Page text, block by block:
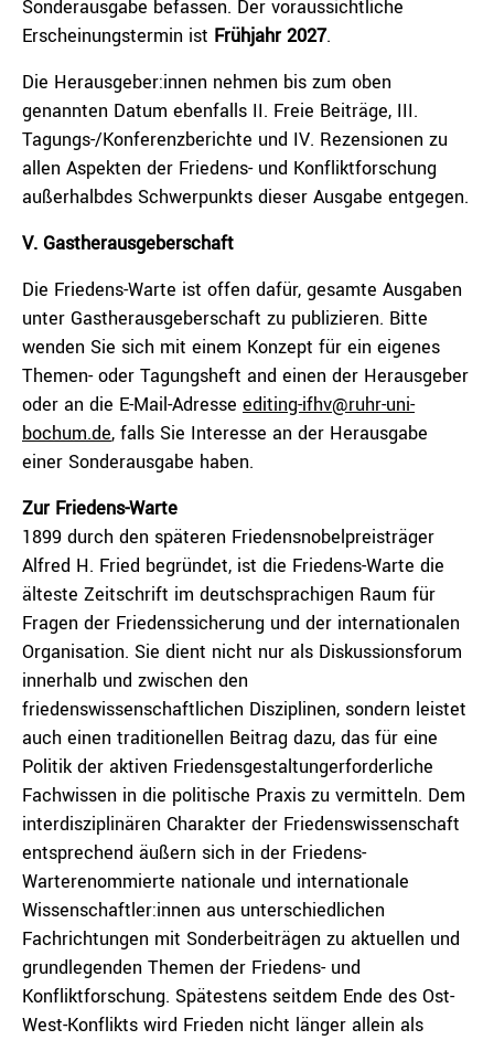
Sonderausgabe befassen. Der voraussichtliche
Erscheinungstermin ist Frühjahr 2027.
Die Herausgeber:innen nehmen bis zum oben
genannten Datum ebenfalls II. Freie Beiträge, III.
Tagungs-/Konferenzberichte und IV. Rezensionen zu
allen Aspekten der Friedens- und Konfliktforschung
außerhalbdes Schwerpunkts dieser Ausgabe entgegen.
V. Gastherausgeberschaft
Die Friedens-Warte ist offen dafür, gesamte Ausgaben
unter Gastherausgeberschaft zu publizieren. Bitte
wenden Sie sich mit einem Konzept für ein eigenes
Themen- oder Tagungsheft and einen der Herausgeber
oder an die E-Mail-Adresse editing-ifhv@ruhr-uni-
bochum.de, falls Sie Interesse an der Herausgabe
einer Sonderausgabe haben.
Zur Friedens-Warte
1899 durch den späteren Friedensnobelpreisträger
Alfred H. Fried begründet, ist die Friedens-Warte die
älteste Zeitschrift im deutschsprachigen Raum für
Fragen der Friedenssicherung und der internationalen
Organisation. Sie dient nicht nur als Diskussionsforum
innerhalb und zwischen den
friedenswissenschaftlichen Disziplinen, sondern leistet
auch einen traditionellen Beitrag dazu, das für eine
Politik der aktiven Friedensgestaltungerforderliche
Fachwissen in die politische Praxis zu vermitteln. Dem
interdisziplinären Charakter der Friedenswissenschaft
entsprechend äußern sich in der Friedens-
Warterenommierte nationale und internationale
Wissenschaftler:innen aus unterschiedlichen
Fachrichtungen mit Sonderbeiträgen zu aktuellen und
grundlegenden Themen der Friedens- und
Konfliktforschung. Spätestens seitdem Ende des Ost-
West-Konflikts wird Frieden nicht länger allein als